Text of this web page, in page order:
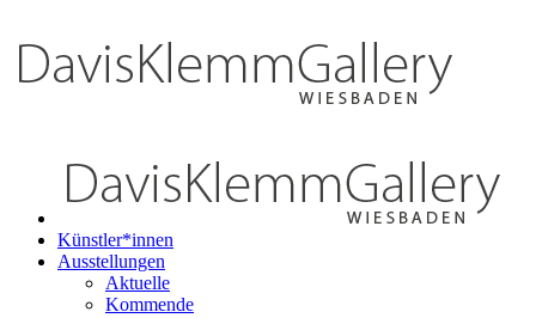
Künstler*innen
Ausstellungen
Aktuelle
Kommende